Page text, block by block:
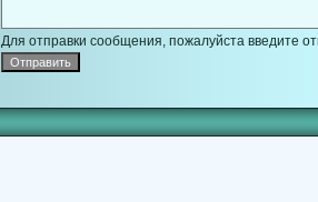
Для отправки сообщения, пожалуйста введите